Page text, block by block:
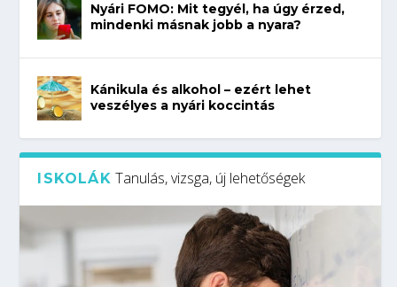
Nyári FOMO: Mit tegyél, ha úgy érzed,
mindenki másnak jobb a nyara?
Kánikula és alkohol – ezért lehet
veszélyes a nyári koccintás
ISKOLÁK Tanulás, vizsga, új lehetőségek